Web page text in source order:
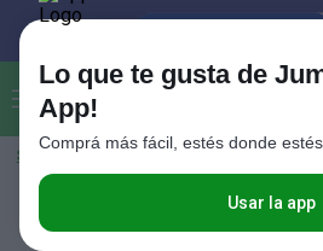
Buscar...
Seleccioná el método de entrega
Lo que te gusta de
App!
Comprá más fácil, estés donde estés.
Usar la app
Cerveza Imperial
Términos más buscados